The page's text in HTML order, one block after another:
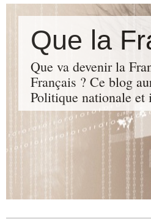
Que la
Que va devenir la
Français ? Ce blog
Politique nationale et